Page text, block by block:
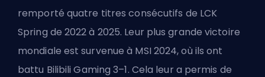
remporté quatre titres consécutifs de LCK
Spring de 2022 à 2025. Leur plus grande victoire
mondiale est survenue à MSI 2024, où ils ont
battu Bilibili Gaming 3–1. Cela leur a permis de